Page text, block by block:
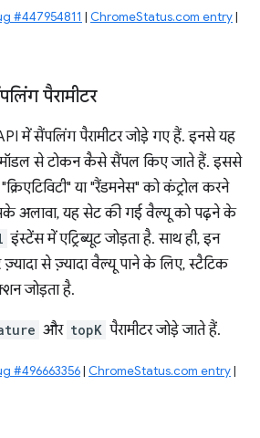
#447954811 | ChromeStatus.com entry|
पैरामीटर
में सैंपलिंग पैरामीटर जोड़े गए हैं. इनसे यह
मॉडल से टोकन कैसे सैंपल किए जाते हैं. इससे
या "रैंडमनेस" को कंट्रोल करने
अलावा, यह सेट की गई वैल्यू को पढ़ने के
इंस्टेंस में एट्रिब्यूट जोड़ता है. साथ ही, इन
ज़्यादा से ज़्यादा वैल्यू पाने के लिए, स्टैटिक
जोड़ता है.
और topK पैरामीटर जोड़े जाते हैं.
#496663356| ChromeStatus.com entry|